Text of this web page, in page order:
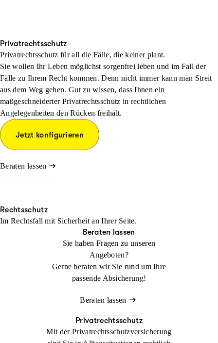
Privatrechtsschutz
Privatrechtsschutz für all die Fälle, die keiner plant.
Sie wollen Ihr Leben möglichst sorgenfrei leben und im Fall der
Fälle zu Ihrem Recht kommen. Denn nicht immer kann man Streit
aus dem Weg gehen. Gut zu wissen, dass Ihnen ein
maßgeschneiderter Privatrechtsschutz in rechtlichen
Angelegenheiten den Rücken freihält.
Jetzt konfigurieren
Beraten lassen
Rechtsschutz
Im Rechtsfall mit Sicher­heit an Ihrer Seite.
Beraten lassen
Sie haben Fragen zu unseren
Angeboten?
Gerne beraten wir Sie rund um Ihre
passende Absicherung!
Beraten lassen
Privatrechtsschutz
Mit der Privatrechtsschutzversicherung